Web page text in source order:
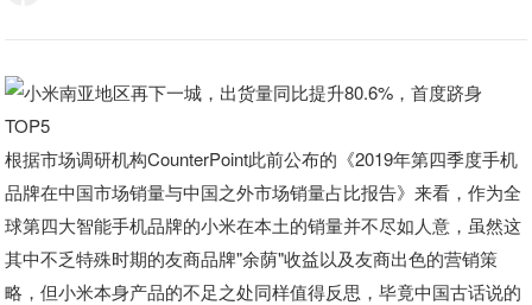
根据市场调研机构CounterPoint此前公布的《2019年第四季度手机
品牌在中国市场销量与中国之外市场销量占比报告》来看，作为全
球第四大智能手机品牌的小米在本土的销量并不尽如人意，虽然这
其中不乏特殊时期的友商品牌"余荫"收益以及友商出色的营销策
略，但小米本身产品的不足之处同样值得反思，毕竟中国古话说的